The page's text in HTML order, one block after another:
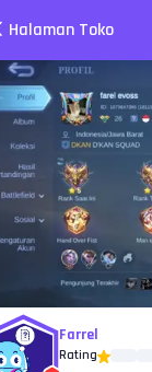
Halaman Toko
Farrel
Rating